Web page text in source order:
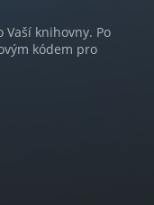
knihovny. Po
kódem pro